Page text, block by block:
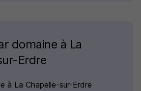
domaine à La
Erdre
à La Chapelle-sur-Erdre